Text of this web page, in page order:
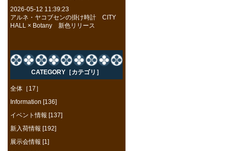
2026-05-12 11:39:23
アルネ・ヤコブセンの掛け時計 CITY
HALL × Botany 新色リリース
CATEGORY［カテゴリ］
全体［17］
Information [136]
イベント情報 [137]
新入荷情報 [192]
展示会情報 [1]